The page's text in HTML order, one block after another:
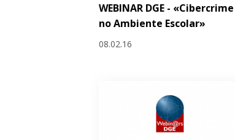
WEBINAR DGE - «Cibercrime
no Ambiente Escolar»
08.02.16